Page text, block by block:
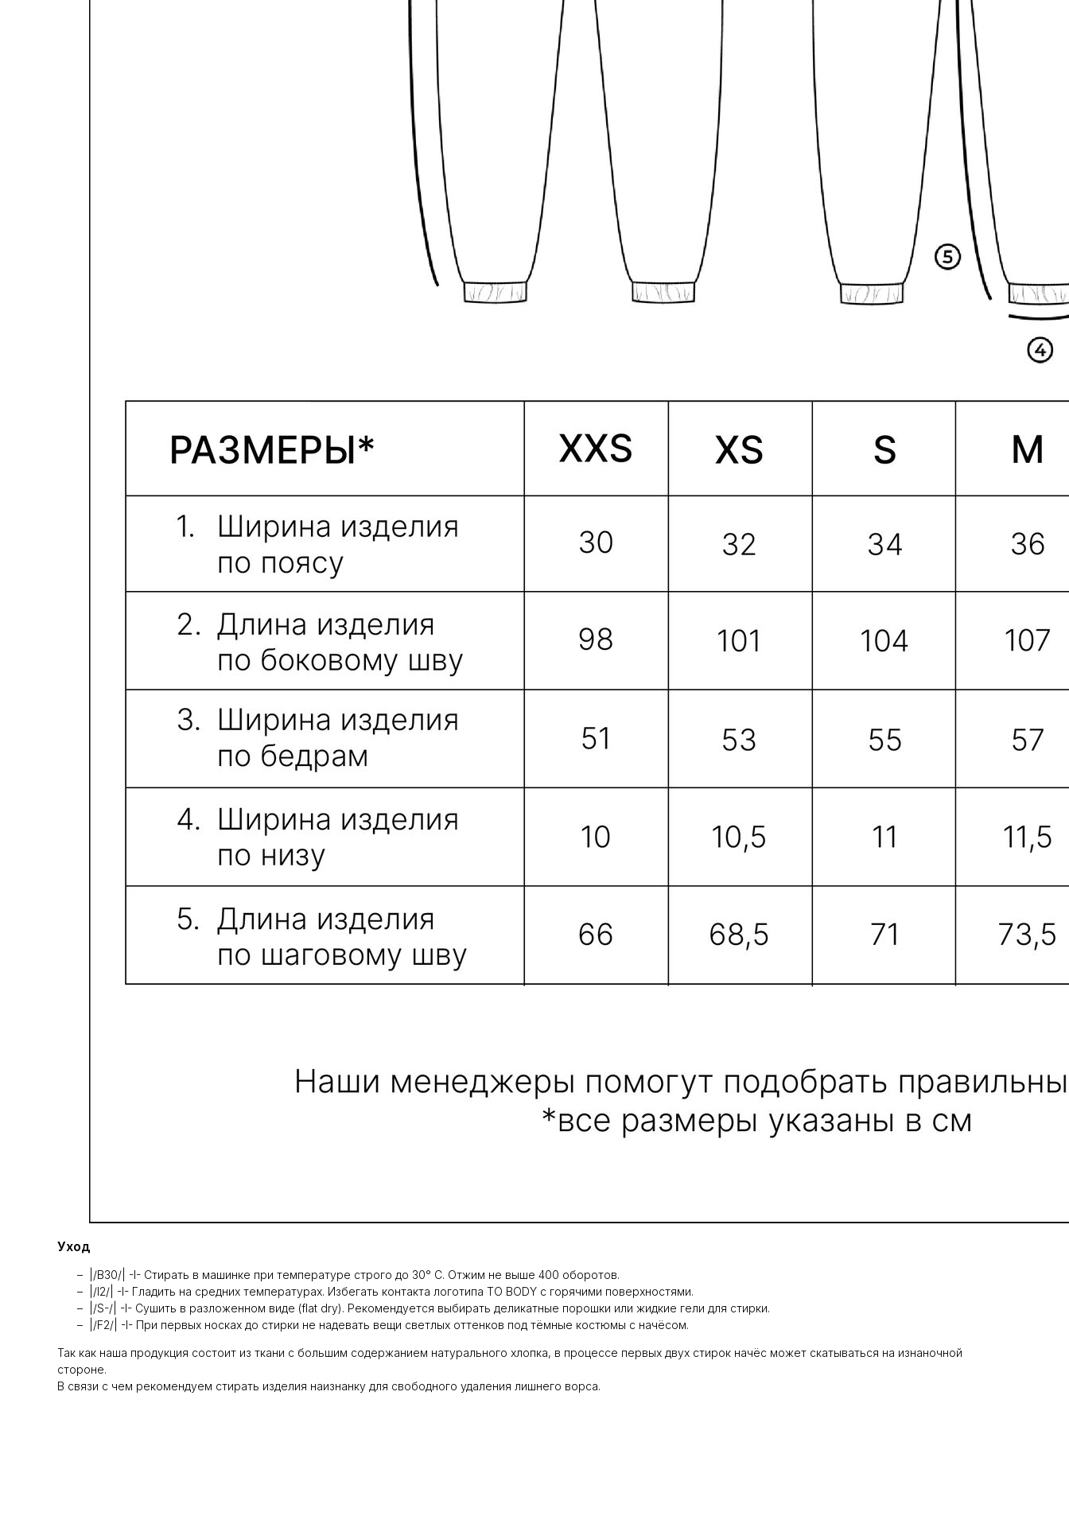
Уход
|/B30/| -I- Стирать в машинке при температуре строго до 30° C. Отжим не выше 400 оборотов.
|/I2/| -I- Гладить на средних температурах. Избегать контакта логотипа TO BODY с горячими поверхностями.
|/S-/| -I- Сушить в разложенном виде (flat dry). Рекомендуется выбирать деликатные порошки или жидкие гели для стирки.
|/F2/| -I- При первых носках до стирки не надевать вещи светлых оттенков под тёмные костюмы с начёсом.
Так как наша продукция состоит из ткани с большим содержанием натурального хлопка, в процессе первых двух стирок начёс может скатываться на изнаночной
стороне.
В связи с чем рекомендуем стирать изделия наизнанку для свободного удаления лишнего ворса.